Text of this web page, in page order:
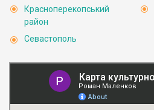
Красноперекопський
район
Севастополь